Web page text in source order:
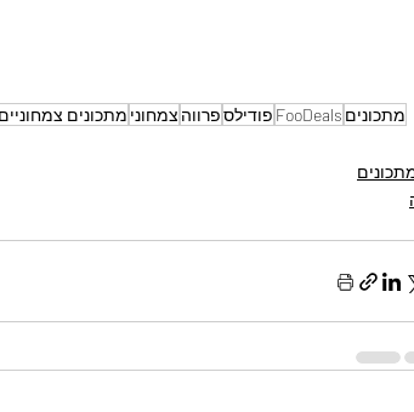
מתכונים FooDeals פודילספרווה צמחוני מתכונים צמחוניים